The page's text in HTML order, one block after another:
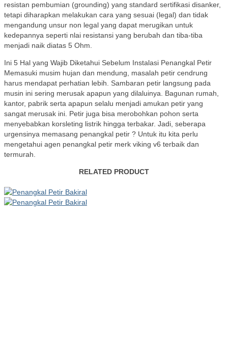
resistan pembumian (grounding) yang standard sertifikasi disanker,
tetapi diharapkan melakukan cara yang sesuai (legal) dan tidak
mengandung unsur non legal yang dapat merugikan untuk
kedepannya seperti nlai resistansi yang berubah dan tiba-tiba
menjadi naik diatas 5 Ohm.
Ini 5 Hal yang Wajib Diketahui Sebelum Instalasi Penangkal Petir
Memasuki musim hujan dan mendung, masalah petir cendrung
harus mendapat perhatian lebih. Sambaran petir langsung pada
musin ini sering merusak apapun yang dilaluinya. Bagunan rumah,
kantor, pabrik serta apapun selalu menjadi amukan petir yang
sangat merusak ini. Petir juga bisa merobohkan pohon serta
menyebabkan korsleting listrik hingga terbakar. Jadi, seberapa
urgensinya memasang penangkal petir ? Untuk itu kita perlu
mengetahui agen penangkal petir merk viking v6 terbaik dan
termurah.
RELATED PRODUCT